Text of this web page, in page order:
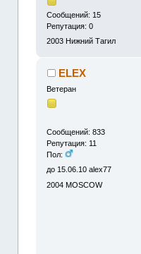
Сообщений: 15
Репутация: 0
2003 Нижний Тагил
ELEX
Ветеран
Сообщений: 833
Репутация: 11
Пол:
до 15.06.10 alex77
2004 MOSCOW